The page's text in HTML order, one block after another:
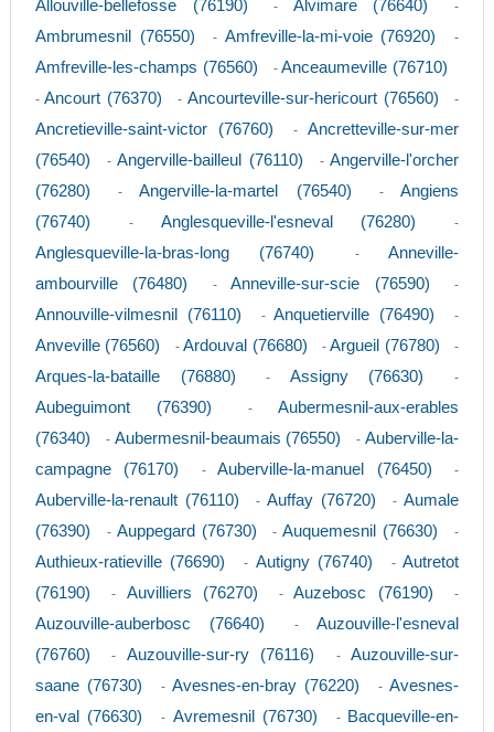
Allouville-bellefosse (76190) - Alvimare (76640) -
Ambrumesnil (76550) - Amfreville-la-mi-voie (76920) -
Amfreville-les-champs (76560) -Anceaumeville (76710)
-Ancourt (76370) -Ancourteville-sur-hericourt (76560) -
Ancretieville-saint-victor (76760) -Ancretteville-sur-mer
(76540)
-Angerville-bailleul (76110) -Angerville-l'orcher
(76280)
-Angerville-la-martel (76540) -Angiens
(76740)
- Anglesqueville-l'esneval (76280) -
Anglesqueville-la-bras-long (76740) -Anneville-
ambourville (76480)
-Anneville-sur-scie (76590) -
Annouville-vilmesnil (76110) -Anquetierville (76490) -
Anveville (76560) -Ardouval (76680) -Argueil (76780) -
Arques-la-bataille (76880) - Assigny (76630) -
Aubeguimont (76390) -Aubermesnil-aux-erables
(76340)
- Aubermesnil-beaumais (76550) -Auberville-la-
campagne (76170)
-Auberville-la-manuel (76450) -
Auberville-la-renault (76110) - Auffay (76720) -Aumale
(76390)
- Auppegard (76730) -Auquemesnil (76630) -
Authieux-ratieville (76690) - Autigny (76740) -Autretot
(76190)
- Auvilliers (76270) -Auzebosc (76190) -
Auzouville-auberbosc (76640) -Auzouville-l'esneval
(76760)
- Auzouville-sur-ry (76116) -Auzouville-sur-
saane (76730)
-Avesnes-en-bray (76220) -Avesnes-
en-val (76630)
- Avremesnil (76730) - Bacqueville-en-